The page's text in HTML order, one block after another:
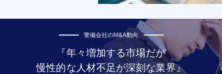
警備会社のM&A動向
『年々増加する市場だが
慢性的な人材不足が深刻な業界』